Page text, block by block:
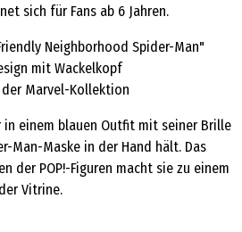
sich für Fans ab 6 Jahren.
Neighborhood Spider-Man"
mit Wackelkopf
der Marvel-Kollektion
in einem blauen Outfit mit seiner Brille
Man-Maske in der Hand hält. Das
der POP!-Figuren macht sie zu einem
Vitrine.